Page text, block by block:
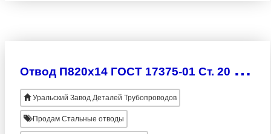
О
твод П820х14 ГОСТ 17375-01 Ст. 20 и 09Г2С
Уральский Завод Деталей Трубопроводов
Продам Стальные отводы